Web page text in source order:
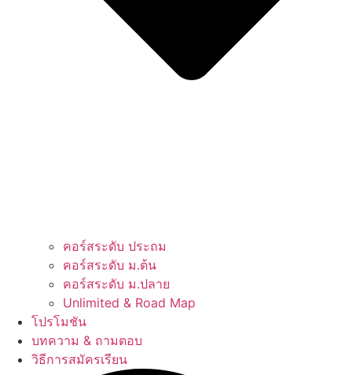
คอร์สระดับ ประถม
คอร์สระดับ ม.ต้น
คอร์สระดับ ม.ปลาย
Unlimited & Road Map
โปรโมชัน
บทความ & ถามตอบ
วิธีการสมัครเรียน